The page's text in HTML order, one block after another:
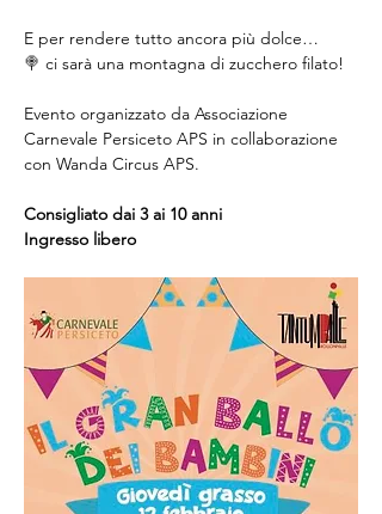
E per rendere tutto ancora più dolce…
🍭 ci sarà una montagna di zucchero filato!
Evento organizzato da Associazione
Carnevale Persiceto APS in collaborazione
con Wanda Circus APS.
Consigliato dai 3 ai 10 anni
Ingresso libero